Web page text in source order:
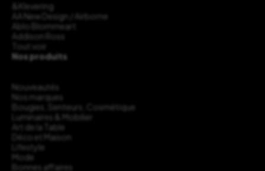
&Klevering
AA New Design / Airborne
Ablo Blommeart
Addison Ross
Tout voir
Nos produits
Nouveautés
Nos marques
Bougies, Senteurs, Cosmétique
Luminaires & Mobilier
Art de la Table
Déco et Maison
Lifestyle
Mode
Bonnes affaires